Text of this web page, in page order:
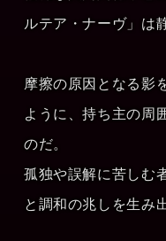
ルテア・ナーヴ」は
摩擦の原因となる影
ように、持ち主の周
のだ。
孤独や誤解に苦しむ
と調和の兆しを生み